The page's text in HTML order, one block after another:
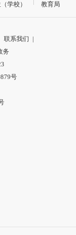
学校） 教育局
联系我们 |
务
号